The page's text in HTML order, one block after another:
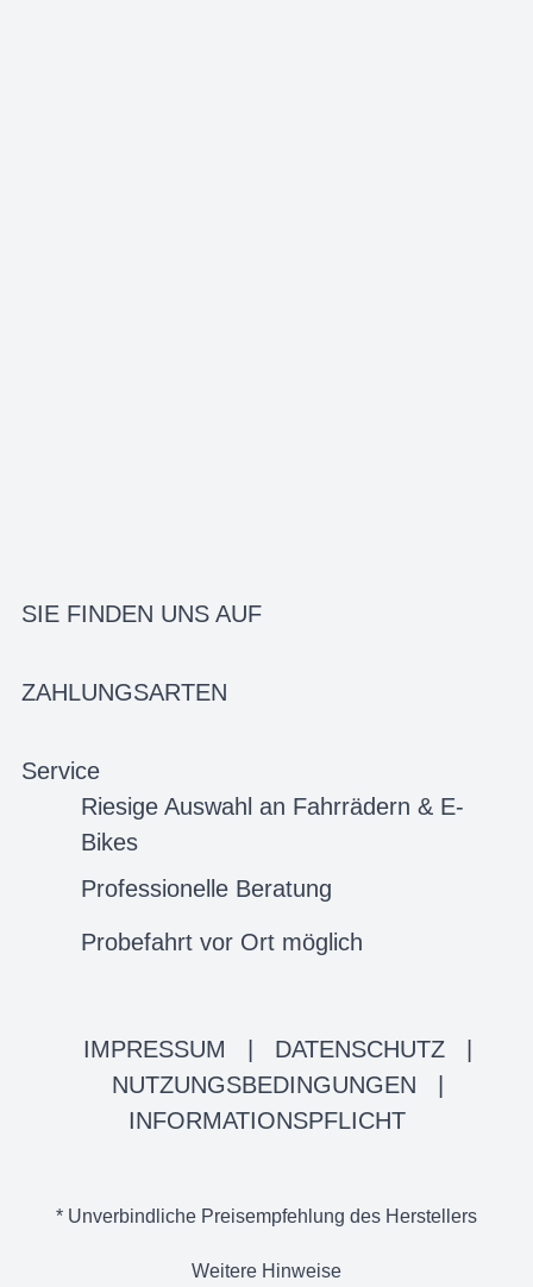
SIE FINDEN UNS AUF
ZAHLUNGSARTEN
Service
Riesige Auswahl an Fahrrädern & E-
Bikes
Professionelle Beratung
Probefahrt vor Ort möglich
IMPRESSUM DATENSCHUTZ
NUTZUNGSBEDINGUNGEN
INFORMATIONSPFLICHT
* Unverbindliche Preisempfehlung des Herstellers
Weitere Hinweise